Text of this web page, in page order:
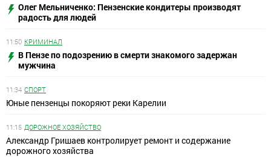
Олег Мельниченко: Пензенские кондитеры производят
радость для людей
11:50 КРИМИНАЛ
В Пензе по подозрению в смерти знакомого задержан
мужчина
11:34 СПОРТ
Юные пензенцы покоряют реки Карелии
11:15 ДОРОЖНОЕ ХОЗЯЙСТВО
Александр Гришаев контролирует ремонт и содержание
дорожного хозяйства